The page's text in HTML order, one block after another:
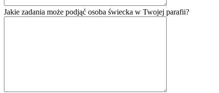
Jakie zadania może podjąć osoba świecka w Twojej parafii?